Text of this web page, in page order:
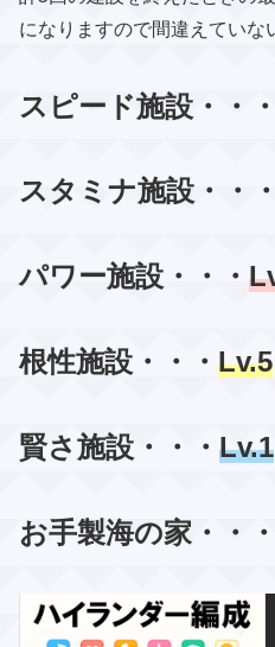
になりますので間違えていな
スピード施設・・・
スタミナ施設・・・
パワー施設・・・
根性施設・・・ Lv.5
賢さ施設・・・ Lv.1
お手製海の家・・・